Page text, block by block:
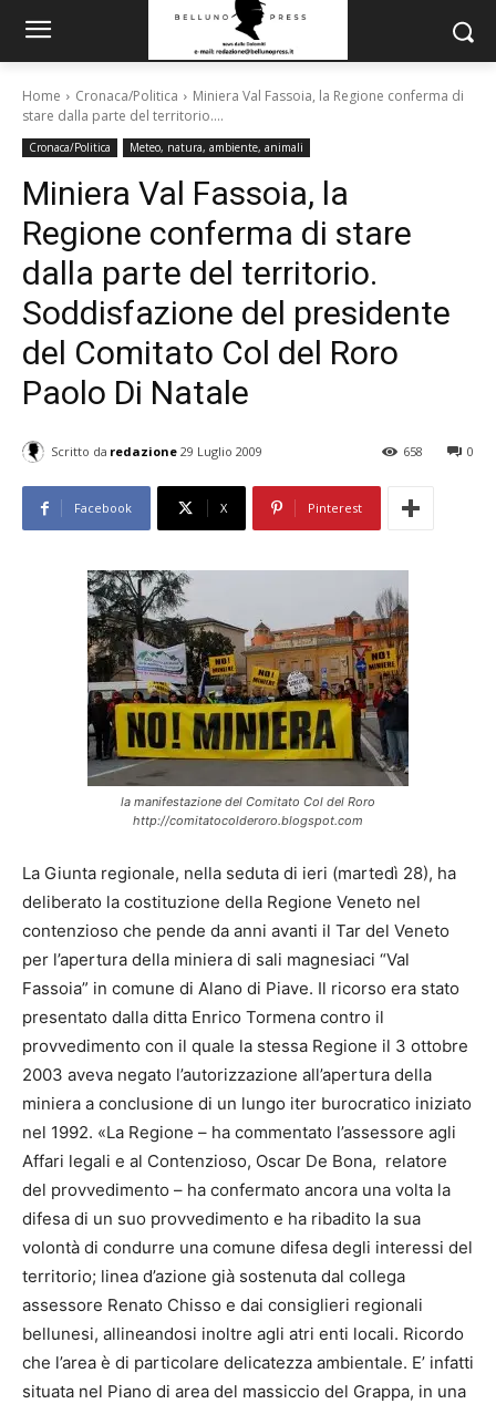
Home Cronaca/Politica
Miniera Val Fassoia, la Regione conferma di
stare dalla parte del territorio....
Cronaca/Politica Meteo, natura, ambiente, animali
Miniera Val Fassoia, la
Regione conferma di stare
dalla parte del territorio.
Soddisfazione del presidente
del Comitato Col del Roro
Paolo Di Natale
Scritto da redazione 29 Luglio 2009 0
658
Facebook X Pinterest
la manifestazione del Comitato Col del Roro
http://comitatocolderoro.blogspot.com
La Giunta regionale, nella seduta di ieri (martedì 28), ha
deliberato la costituzione della Regione Veneto nel
contenzioso che pende da anni avanti il Tar del Veneto
per l’apertura della miniera di sali magnesiaci “Val
Fassoia” in comune di Alano di Piave. Il ricorso era stato
presentato dalla ditta Enrico Tormena contro il
provvedimento con il quale la stessa Regione il 3 ottobre
2003 aveva negato l’autorizzazione all’apertura della
miniera a conclusione di un lungo iter burocratico iniziato
nel 1992. «La Regione – ha commentato l’assessore agli
Affari legali e al Contenzioso, Oscar De Bona, relatore
del provvedimento – ha confermato ancora una volta la
difesa di un suo provvedimento e ha ribadito la sua
volontà di condurre una comune difesa degli interessi del
territorio; linea d’azione già sostenuta dal collega
assessore Renato Chisso e dai consiglieri regionali
bellunesi, allineandosi inoltre agli atri enti locali. Ricordo
che l’area è di particolare delicatezza ambientale. E’ infatti
situata nel Piano di area del massiccio del Grappa, in una